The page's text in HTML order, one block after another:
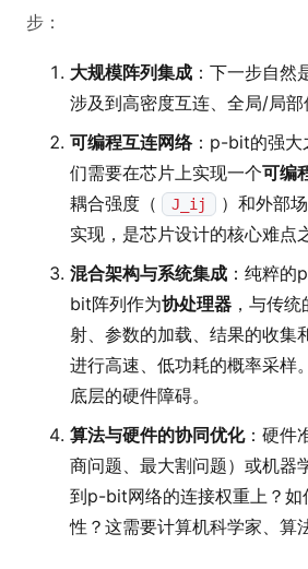
步：
大规模阵列集成 ：下一步自
涉及到高密度互连、全局/局
可编程互连网络：p-bit的强大
们需要在芯片上实现一个可编
耦合强度（
J_ij ）和外部
实现，是芯片设计的核心难点
混合架构与系统集成 ：纯粹
bit阵列作为协处理器 ，与传
射、参数的加载、结果的收
进行高速、低功耗的概率采
底层的硬件障碍。
算法与硬件的协同优化：硬件
商问题、最大割问题）或机器
到p-bit网络的连接权重上？
性？这需要计算机科学家、算